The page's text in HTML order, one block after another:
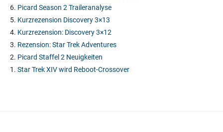
6. Picard Season 2 Traileranalyse
5. Kurzrezension Discovery 3×13
4. Kurzrezension: Discovery 3×12
3. Rezension: Star Trek Adventures
2. Picard Staffel 2 Neuigkeiten
1. Star Trek XIV wird Reboot-Crossover